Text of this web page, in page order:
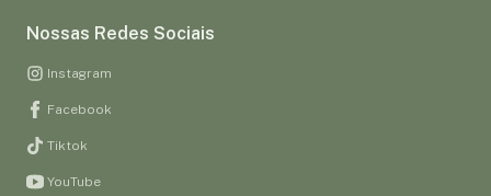
Nossas Redes Sociais
Instagram
Facebook
Tiktok
YouTube